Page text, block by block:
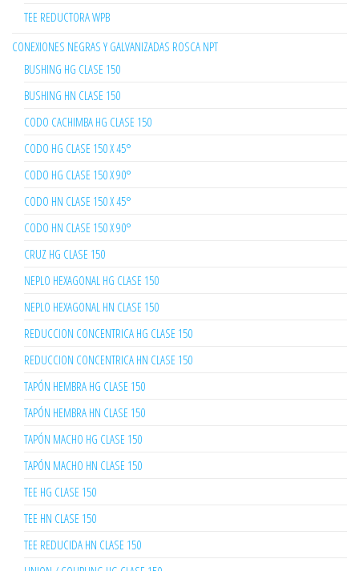
TEE REDUCTORA WPB
CONEXIONES NEGRAS Y GALVANIZADAS ROSCA NPT
BUSHING HG CLASE 150
BUSHING HN CLASE 150
CODO CACHIMBA HG CLASE 150
CODO HG CLASE 150 X 45°
CODO HG CLASE 150 X 90°
CODO HN CLASE 150 X 45°
CODO HN CLASE 150 X 90°
CRUZ HG CLASE 150
NEPLO HEXAGONAL HG CLASE 150
NEPLO HEXAGONAL HN CLASE 150
REDUCCION CONCENTRICA HG CLASE 150
REDUCCION CONCENTRICA HN CLASE 150
TAPÓN HEMBRA HG CLASE 150
TAPÓN HEMBRA HN CLASE 150
TAPÓN MACHO HG CLASE 150
TAPÓN MACHO HN CLASE 150
TEE HG CLASE 150
TEE HN CLASE 150
TEE REDUCIDA HN CLASE 150